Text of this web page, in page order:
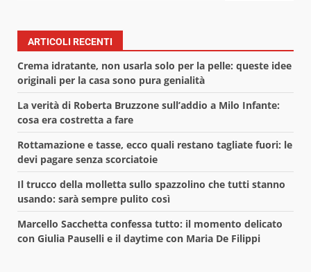
ARTICOLI RECENTI
Crema idratante, non usarla solo per la pelle: queste idee
originali per la casa sono pura genialità
La verità di Roberta Bruzzone sull’addio a Milo Infante:
cosa era costretta a fare
Rottamazione e tasse, ecco quali restano tagliate fuori: le
devi pagare senza scorciatoie
Il trucco della molletta sullo spazzolino che tutti stanno
usando: sarà sempre pulito così
Marcello Sacchetta confessa tutto: il momento delicato
con Giulia Pauselli e il daytime con Maria De Filippi